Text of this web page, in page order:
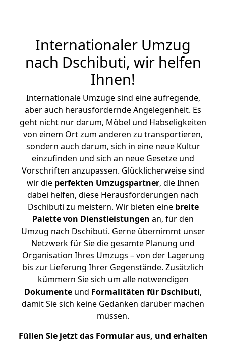
Internationaler Umzug
nach Dschibuti, wir helfen
Ihnen!
Internationale Umzüge sind eine aufregende,
aber auch herausfordernde Angelegenheit. Es
geht nicht nur darum, Möbel und Habseligkeiten
von einem Ort zum anderen zu transportieren,
sondern auch darum, sich in eine neue Kultur
einzufinden und sich an neue Gesetze und
Vorschriften anzupassen. Glücklicherweise sind
wir die perfekten Umzugspartner, die Ihnen
dabei helfen, diese Herausforderungen nach
Dschibuti zu meistern. Wir bieten eine breite
Palette von Dienstleistungen an, für den
Umzug nach Dschibuti. Gerne übernimmt unser
Netzwerk für Sie die gesamte Planung und
Organisation Ihres Umzugs – von der Lagerung
bis zur Lieferung Ihrer Gegenstände. Zusätzlich
kümmern Sie sich um alle notwendigen
Dokumente und Formalitäten für Dschibuti,
damit Sie sich keine Gedanken darüber machen
müssen.
Füllen Sie jetzt das Formular aus, und erhalten